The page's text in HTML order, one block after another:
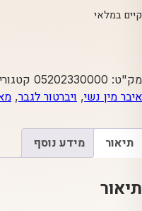
קיים במלאי
מק"ט: 05202330000
איבר מין נשי, ויברטור לגבר,
תיאור מידע נוסף
תיאור